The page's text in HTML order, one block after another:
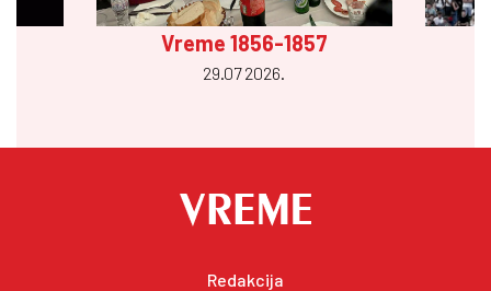
Vreme 1856-1857
29.07 2026.
Redakcija